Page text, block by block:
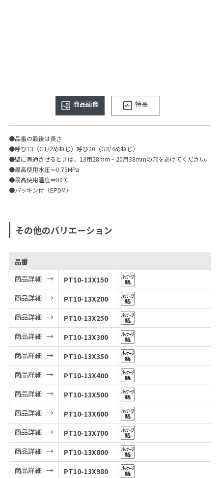
商品画像 特長
●品番の最後は長さ
●呼び13（G1/2めねじ）呼び20（G3/4めねじ）
●壁に貫通させるときは、13用28mm・20用38mmの穴をあけてください。
●最高使用水圧＝0.75MPa
●最高使用温度＝80℃
●パッキン付（EPDM）
その他のバリエーション
品番
商品詳細
PT10-13X150
商品詳細
PT10-13X200
商品詳細
PT10-13X250
商品詳細
PT10-13X300
商品詳細
PT10-13X350
商品詳細
PT10-13X400
商品詳細
PT10-13X500
商品詳細
PT10-13X600
商品詳細
PT10-13X700
商品詳細
PT10-13X800
商品詳細
PT10-13X980